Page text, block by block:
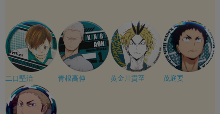
二口堅治 青根高伸 黄金川貫至 茂庭要